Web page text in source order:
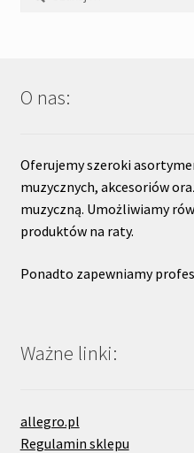
O nas:
Oferujemy szeroki
muzycznych, akcesoriów
muzyczną. Umożliwiamy
produktów na raty.
Ponadto zapewniamy
Ważne linki:
allegro.pl
Regulamin sklepu